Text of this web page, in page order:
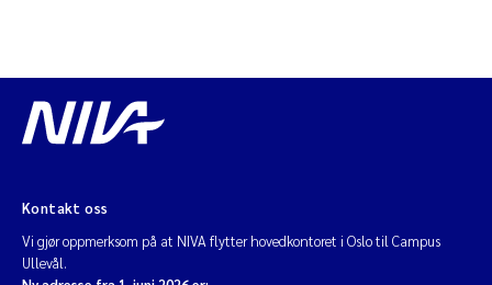
Kontakt oss
Vi gjør oppmerksom på at NIVA flytter hovedkontoret i Oslo til Campus
Ullevål.